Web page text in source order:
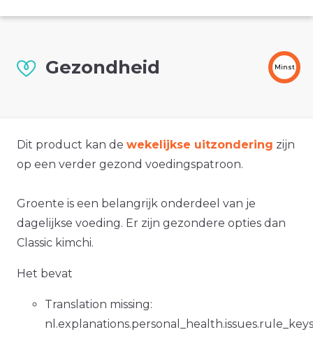
Gezondheid Minst
Dit product kan de wekelijkse uitzondering zijn
op een verder gezond voedingspatroon.
Groente is een belangrijk onderdeel van je
dagelijkse voeding. Er zijn gezondere opties dan
Classic kimchi.
Het bevat
Translation missing: